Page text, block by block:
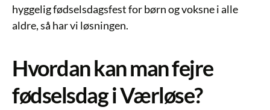
hyggelig fødselsdagsfest for børn og voksne i alle
aldre, så har vi løsningen.
Hvordan kan man fejre
fødselsdag i Værløse?